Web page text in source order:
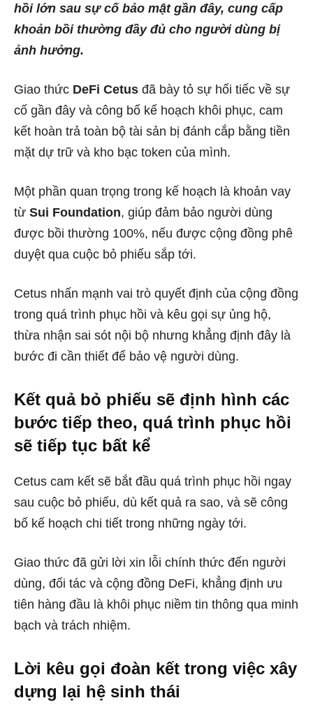
hồi lớn sau sự cố bảo mật gần đây, cung cấp
khoản bồi thường đầy đủ cho người dùng bị
ảnh hưởng.
Giao thức DeFi Cetus đã bày tỏ sự hối tiếc về sự
cố gần đây và công bố kế hoạch khôi phục, cam
kết hoàn trả toàn bộ tài sản bị đánh cắp bằng tiền
mặt dự trữ và kho bạc token của mình.
Một phần quan trọng trong kế hoạch là khoản vay
từ Sui Foundation, giúp đảm bảo người dùng
được bồi thường 100%, nếu được cộng đồng phê
duyệt qua cuộc bỏ phiếu sắp tới.
Cetus nhấn mạnh vai trò quyết định của cộng đồng
trong quá trình phục hồi và kêu gọi sự ủng hộ,
thừa nhận sai sót nội bộ nhưng khẳng định đây là
bước đi cần thiết để bảo vệ người dùng.
Kết quả bỏ phiếu sẽ định hình các
bước tiếp theo, quá trình phục hồi
sẽ tiếp tục bất kể
Cetus cam kết sẽ bắt đầu quá trình phục hồi ngay
sau cuộc bỏ phiếu, dù kết quả ra sao, và sẽ công
bố kế hoạch chi tiết trong những ngày tới.
Giao thức đã gửi lời xin lỗi chính thức đến người
dùng, đối tác và cộng đồng DeFi, khẳng định ưu
tiên hàng đầu là khôi phục niềm tin thông qua minh
bạch và trách nhiệm.
Lời kêu gọi đoàn kết trong việc xây
dựng lại hệ sinh thái